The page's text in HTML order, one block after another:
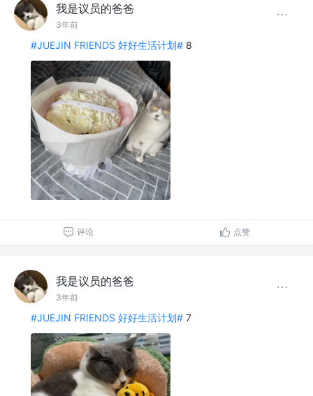
我是议员的爸爸
3年前
#JUEJIN FRIENDS 好好生活计划# 8
评论 点赞
我是议员的爸爸
3年前
#JUEJIN FRIENDS 好好生活计划# 7